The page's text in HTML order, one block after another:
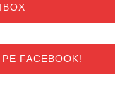
FACEBOOK!